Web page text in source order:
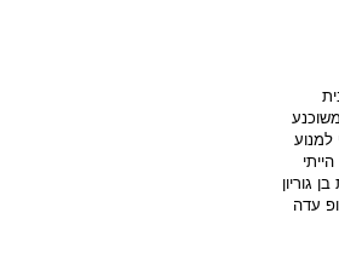
למנוע
גוריון
עדה